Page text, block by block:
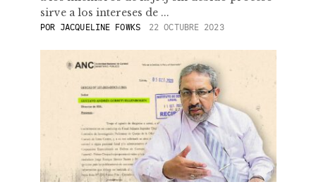
sirve a los intereses de ...
POR JACQUELINE FOWKS 22 OCTUBRE 2023